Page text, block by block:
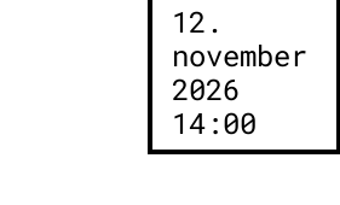
12.
november
2026
14:00